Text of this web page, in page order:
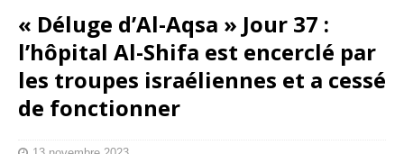
« Déluge d’Al-Aqsa » Jour 37 :
l’hôpital Al-Shifa est encerclé par
les troupes israéliennes et a cessé
de fonctionner